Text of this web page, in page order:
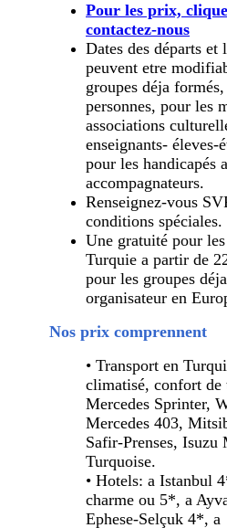
Pour les prix,
contactez-nous
Dates des départs et
peuvent etre
groupes déja
personnes, pour les
associations
enseignants- éleves-
pour les handicapés
accompagnateurs.
Renseignez-vous
conditions spéciales.
Une gratuité pour
Turquie a partir de
pour les groupes
organisateur en
Nos prix comprennent
• Transport en
climatisé, confort de
Mercedes Sprinter,
Mercedes 403,
Safir-Prenses, Isuzu
Turquoise.
• Hotels: a Istanbul
charme ou 5*, a
Ephese-Selçuk 4*, a